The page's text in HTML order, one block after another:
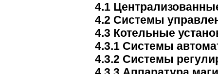
4.1
4.2 Системы
4.3 Котельные
4.3.1 Системы
4.3.2 Системы